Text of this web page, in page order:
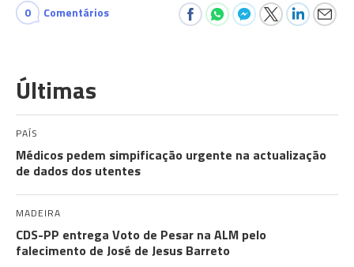
0 Comentários
Últimas
PAÍS
Médicos pedem simpificação urgente na actualização
de dados dos utentes
MADEIRA
CDS-PP entrega Voto de Pesar na ALM pelo
falecimento de José de Jesus Barreto